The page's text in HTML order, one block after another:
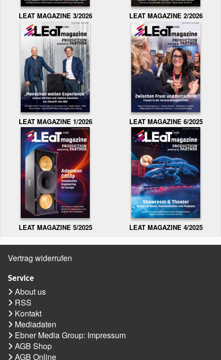
LEAT MAGAZINE 3/2026 LEAT MAGAZINE 2/2026
LEAT MAGAZINE 1/2026 LEAT MAGAZINE 6/2025
LEAT MAGAZINE 5/2025 LEAT MAGAZINE 4/2025
Vertrag widerrufen
Service
About us
RSS
Kontakt
Mediadaten
Ebner Media Group: Impressum
AGB Shop
AGB Online